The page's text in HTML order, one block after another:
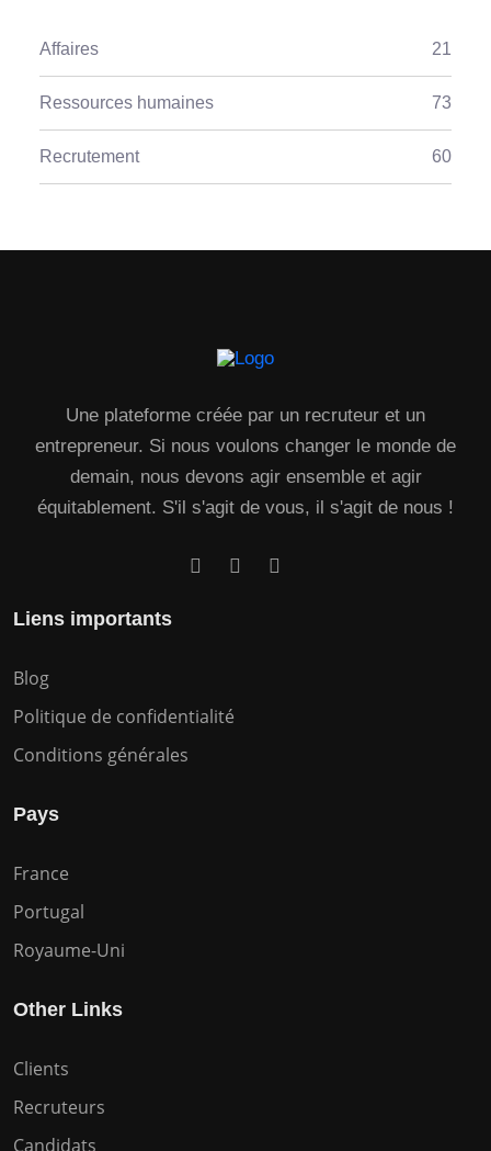
Affaires 21
Ressources humaines 73
Recrutement 60
Une plateforme créée par un recruteur et un
entrepreneur. Si nous voulons changer le monde de
demain, nous devons agir ensemble et agir
équitablement. S'il s'agit de vous, il s'agit de nous !
Liens importants
Blog
Politique de confidentialité
Conditions générales
Pays
France
Portugal
Royaume-Uni
Other Links
Clients
Recruteurs
Candidats